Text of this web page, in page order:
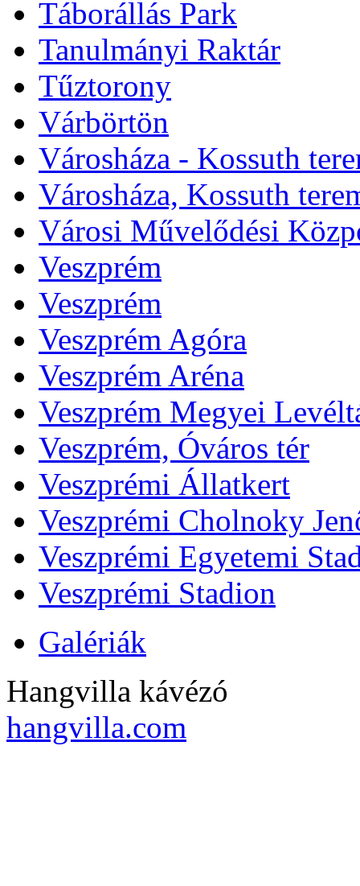
Táborállás Park
Tanulmányi Raktár
Tűztorony
Várbörtön
Városháza - Kossuth
Városháza, Kossuth
Városi Művelődési
Veszprém
Veszprém
Veszprém Agóra
Veszprém Aréna
Veszprém Megyei
Veszprém, Óváros tér
Veszprémi Állatkert
Veszprémi Cholnoky
Veszprémi Egyetemi
Veszprémi Stadion
Galériák
Hangvilla kávézó
hangvilla.com